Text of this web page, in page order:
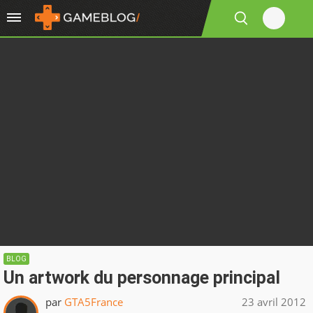
BLOG
Un artwork du personnage principal
par GTA5France 23 avril 2012